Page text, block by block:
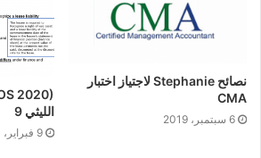
نصائح Stephanie لاجتياز اختبار
CMA
6 سبتمبر، 2019
الليثي 9
9 فبراير، 2020